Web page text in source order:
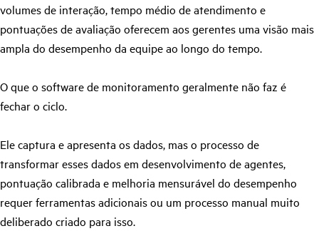
volumes de interação, tempo médio de atendimento e
pontuações de avaliação oferecem aos gerentes uma visão mais
ampla do desempenho da equipe ao longo do tempo.
O que o software de monitoramento geralmente não faz é
fechar o ciclo.
Ele captura e apresenta os dados, mas o processo de
transformar esses dados em desenvolvimento de agentes,
pontuação calibrada e melhoria mensurável do desempenho
requer ferramentas adicionais ou um processo manual muito
deliberado criado para isso.